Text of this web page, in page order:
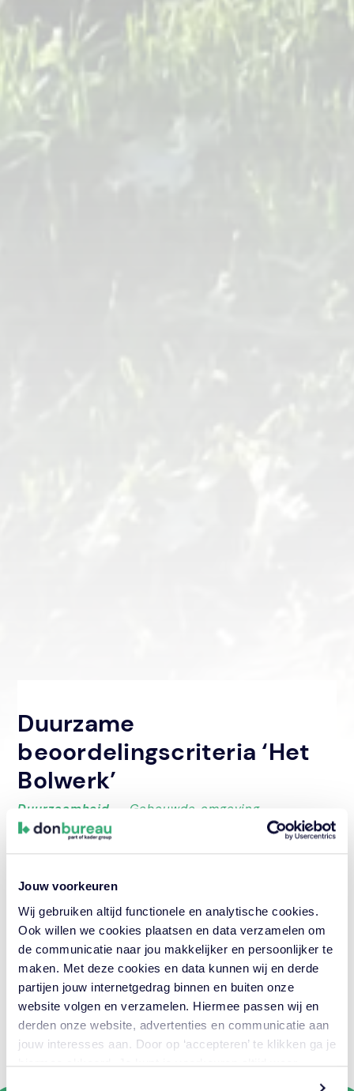
Jouw voorkeuren
Wij gebruiken altijd functionele en analytische cookies.
Ook willen we cookies plaatsen en data verzamelen om
de communicatie naar jou makkelijker en persoonlijker te
maken. Met deze cookies en data kunnen wij en derde
partijen jouw internetgedrag binnen en buiten onze
website volgen en verzamelen. Hiermee passen wij en
derden onze website, advertenties en communicatie aan
jouw interesses aan. Door op ‘accepteren’ te klikken ga je
hiermee akkoord. Je kunt je voorkeuren altijd weer
Duurzame
beoordelingscriteria ‘Het
Bolwerk’
Duurzaamheid
Gebouwde omgeving
Samenwerken‐
aanbestedingstraject
Opdrachtgever
Gemeente Moerdijk
november 2021 — januari 2022